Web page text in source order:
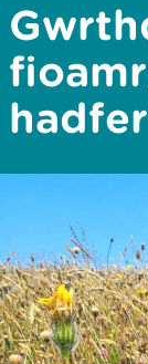
hadfer